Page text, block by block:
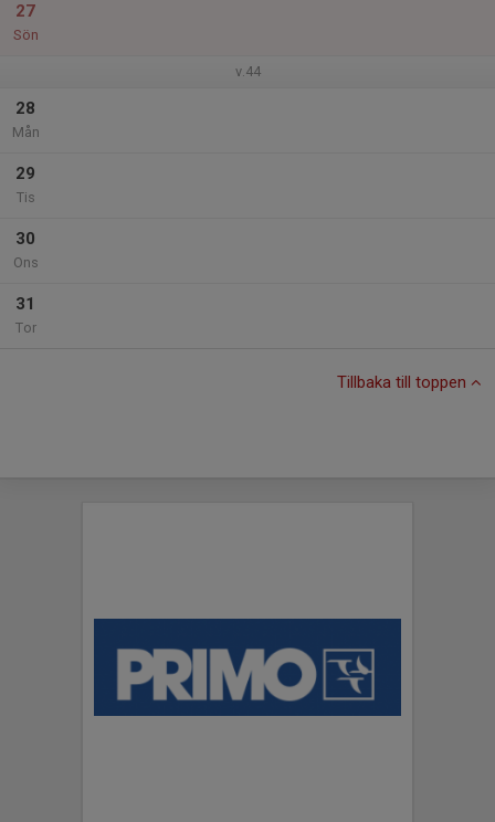
27
Sön
v.44
28
Mån
29
Tis
30
Ons
31
Tor
Tillbaka till toppen